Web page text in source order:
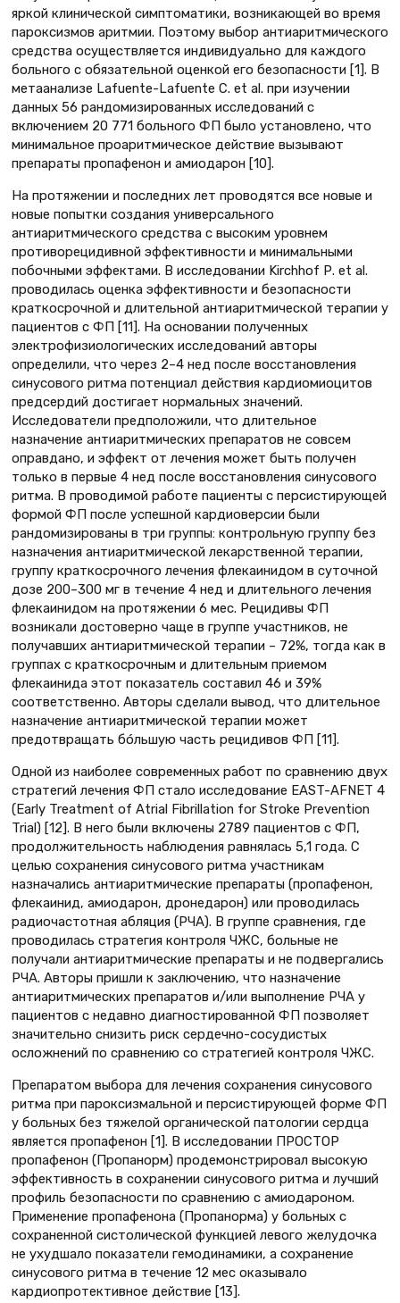
яркой клинической симптоматики, возникающей во время
пароксизмов аритмии. Поэтому выбор антиаритмического
средства осуществляется индивидуально для каждого
больного с обязательной оценкой его безопасности [1]. В
метаанализе Lafuente-Lafuente С. et al. при изучении
данных 56 рандомизированных исследований с
включением 20 771 больного ФП было установлено, что
минимальное проаритмическое действие вызывают
препараты пропафенон и амиодарон [10].
На протяжении и последних лет проводятся все новые и
новые попытки создания универсального
антиаритмического средства с высоким уровнем
противорецидивной эффективности и минимальными
побочными эффектами. В исследовании Kirchhof Р. et al.
проводилась оценка эффективности и безопасности
краткосрочной и длительной антиаритмической терапии у
пациентов с ФП [11]. На основании полученных
электрофизиологических исследований авторы
определили, что через 2–4 нед после восстановления
синусового ритма потенциал действия кардиомиоцитов
предсердий достигает нормальных значений.
Исследователи предположили, что длительное
назначение антиаритмических препаратов не совсем
оправдано, и эффект от лечения может быть получен
только в первые 4 нед после восстановления синусового
ритма. В проводимой работе пациенты с персистирующей
формой ФП после успешной кардиоверсии были
рандомизированы в три группы: контрольную группу без
назначения антиаритмической лекарственной терапии,
группу краткосрочного лечения флекаинидом в суточной
дозе 200–300 мг в течение 4 нед и длительного лечения
флекаинидом на протяжении 6 мес. Рецидивы ФП
возникали достоверно чаще в группе участников, не
получавших антиаритмической терапии – 72%, тогда как в
группах с краткосрочным и длительным приемом
флекаинида этот показатель составил 46 и 39%
соответственно. Авторы сделали вывод, что длительное
назначение антиаритмической терапии может
предотвращать бóльшую часть рецидивов ФП [11].
Одной из наиболее современных работ по сравнению двух
стратегий лечения ФП стало исследование EAST-AFNET 4
(Early Treatment of Atrial Fibrillation for Stroke Prevention
Trial) [12]. В него были включены 2789 пациентов с ФП,
продолжительность наблюдения равнялась 5,1 года. С
целью сохранения синусового ритма участникам
назначались антиаритмические препараты (пропафенон,
флекаинид, амиодарон, дронедарон) или проводилась
радиочастотная абляция (РЧА). В группе сравнения, где
проводилась стратегия контроля ЧЖС, больные не
получали антиаритмические препараты и не подвергались
РЧА. Авторы пришли к заключению, что назначение
антиаритмических препаратов и/или выполнение РЧА у
пациентов с недавно диагностированной ФП позволяет
значительно снизить риск сердечно-сосудистых
осложнений по сравнению со стратегией контроля ЧЖС.
Препаратом выбора для лечения сохранения синусового
ритма при пароксизмальной и персистирующей форме ФП
у больных без тяжелой органической патологии сердца
является пропафенон [1]. В исследовании ПРОСТОР
пропафенон (Пропанорм) продемонстрировал высокую
эффективность в сохранении синусового ритма и лучший
профиль безопасности по сравнению с амиодароном.
Применение пропафенона (Пропанорма) у больных с
сохраненной систолической функцией левого желудочка
не ухудшало показатели гемодинамики, а сохранение
синусового ритма в течение 12 мес оказывало
кардиопротективное действие [13].